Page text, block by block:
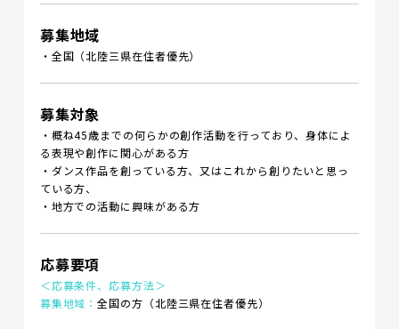
募集地域
・全国（北陸三県在住者優先）
募集対象
・概ね45歳までの何らかの創作活動を行っており、身体によ
る表現や創作に関心がある方
・ダンス作品を創っている方、又はこれから創りたいと思っ
ている方、
・地方での活動に興味がある方
応募要項
＜応募条件、応募方法＞
募集地域：全国の方（北陸三県在住者優先）